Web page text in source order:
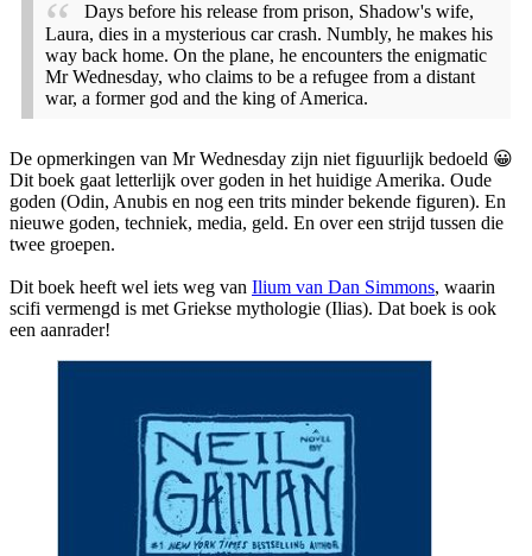
Days before his release from prison, Shadow's wife,
Laura, dies in a mysterious car crash. Numbly, he makes his
way back home. On the plane, he encounters the enigmatic
Mr Wednesday, who claims to be a refugee from a distant
war, a former god and the king of America.
De opmerkingen van Mr Wednesday zijn niet figuurlijk bedoeld 😀
Dit boek gaat letterlijk over goden in het huidige Amerika. Oude
goden (Odin, Anubis en nog een trits minder bekende figuren). En
nieuwe goden, techniek, media, geld. En over een strijd tussen die
twee groepen.
Dit boek heeft wel iets weg van Ilium van Dan Simmons, waarin
scifi vermengd is met Griekse mythologie (Ilias). Dat boek is ook
een aanrader!